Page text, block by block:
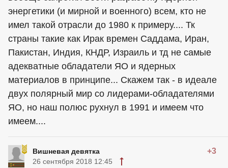
энергетики (и мирной и военного) всем, кто не
имел такой отрасли до 1980 к примеру.... Тк
страны такие как Ирак времен Саддама, Иран,
Пакистан, Индия, КНДР, Израиль и тд не самые
адекватные обладатели ЯО и ядерных
материалов в принципе... Скажем так - в идеале
двух полярный мир со лидерами-обладателями
ЯО, но наш полюс рухнул в 1991 и имеем что
имеем....
Вишневая девятка +3
26 сентября 2018 12:45